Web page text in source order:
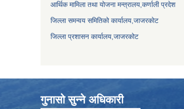
आर्थिक मामिला तथा योजना मन्त्रालय,कर्णाली प्रदेश
जिल्ला समन्वय समितिको कार्यालय,जाजरकाेट
जिल्ला प्रशासन कार्यालय,जाजरकोट
गुनासो सुन्ने अधिकारी